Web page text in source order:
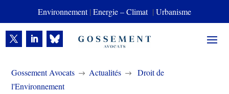
Environnement| Energie – Climat | Urbanisme
Gossement Avocats $ Actualités $
Droit de
l'Environnement